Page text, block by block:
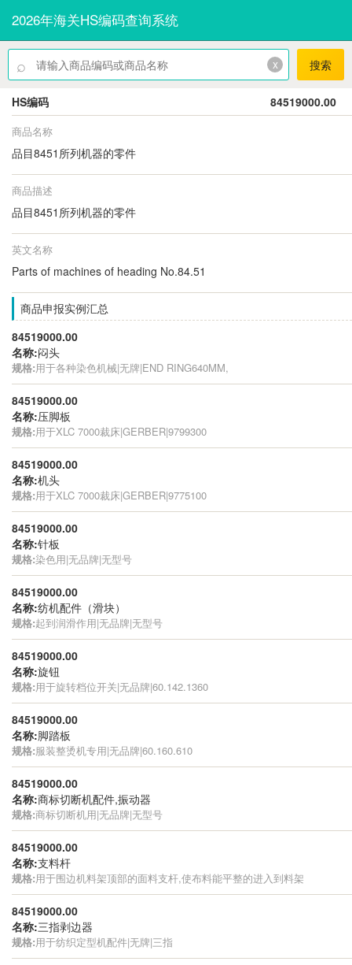
2026年海关HS编码查询系统
⌕ x 搜索
HS编码 84519000.00
商品名称
品目8451所列机器的零件
商品描述
品目8451所列机器的零件
英文名称
Parts of machines of heading No.84.51
商品申报实例汇总
84519000.00
名称:闷头
规格:用于各种染色机械|无牌|END RING640MM,
84519000.00
名称:压脚板
规格:用于XLC 7000裁床|GERBER|9799300
84519000.00
名称:机头
规格:用于XLC 7000裁床|GERBER|9775100
84519000.00
名称:针板
规格:染色用|无品牌|无型号
84519000.00
名称:纺机配件（滑块）
规格:起到润滑作用|无品牌|无型号
84519000.00
名称:旋钮
规格:用于旋转档位开关|无品牌|60.142.1360
84519000.00
名称:脚踏板
规格:服装整烫机专用|无品牌|60.160.610
84519000.00
名称:商标切断机配件,振动器
规格:商标切断机用|无品牌|无型号
84519000.00
名称:支料杆
规格:用于围边机料架顶部的面料支杆,使布料能平整的进入到料架
84519000.00
名称:三指剥边器
规格:用于纺织定型机配件|无牌|三指